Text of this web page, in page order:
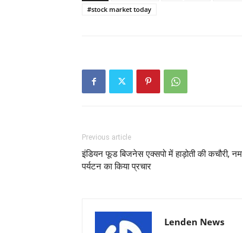
#stock market today
Previous article
इंडियन फूड बिजनेस एक्सपो में हाड़ोती की कचौरी,
पर्यटन का किया प्रचार
Lenden News